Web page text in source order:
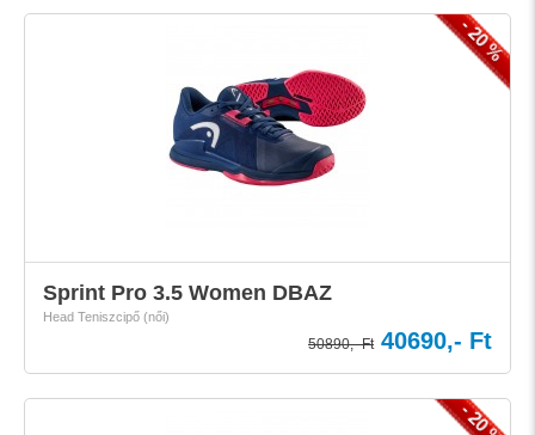
- 20 %
Sprint Pro 3.5 Women DBAZ
Head Teniszcipő (női)
50890,- Ft 40690,- Ft
- 20 %